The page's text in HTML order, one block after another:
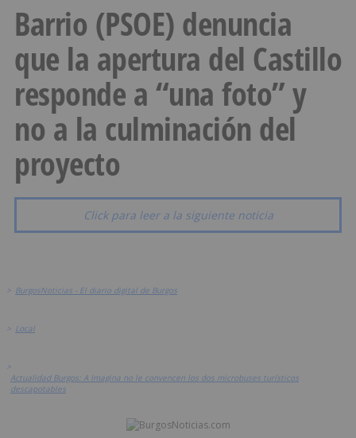
Barrio (PSOE) denuncia
que la apertura del Castillo
responde a “una foto” y
no a la culminación del
proyecto
Click para leer a la siguiente noticia
> BurgosNoticias - El diario digital de Burgos
> Local
>
Actualidad Burgos: A Imagina no le convencen los dos microbuses turísticos
descapotables